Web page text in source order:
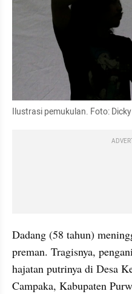
Ilustrasi pemukulan. Foto:
Dadang (58 tahun)
preman. Tragisnya,
hajatan putrinya di Desa
Campaka, Kabupaten